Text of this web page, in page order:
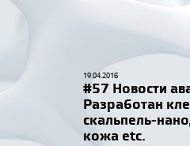
19.04.2016
#57 Новости
Разработан
скальпель-
кожа etc.